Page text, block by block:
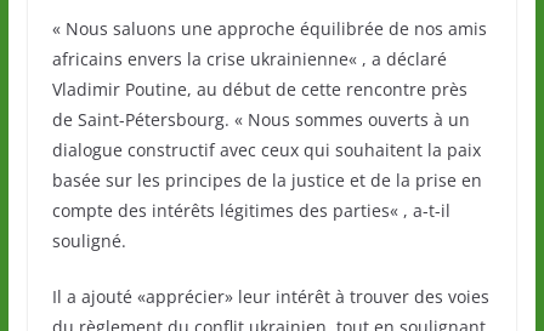
« Nous saluons une approche équilibrée de nos amis
africains envers la crise ukrainienne« , a déclaré
Vladimir Poutine, au début de cette rencontre près
de Saint-Pétersbourg. « Nous sommes ouverts à un
dialogue constructif avec ceux qui souhaitent la paix
basée sur les principes de la justice et de la prise en
compte des intérêts légitimes des parties« , a-t-il
souligné.
Il a ajouté «apprécier» leur intérêt à trouver des voies